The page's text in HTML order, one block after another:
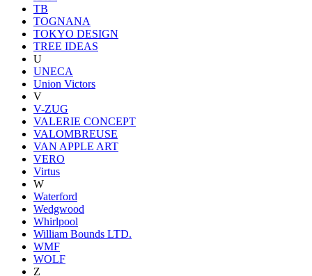
TB
TOGNANA
TOKYO DESIGN
TREE IDEAS
U
UNECA
Union Victors
V
V-ZUG
VALERIE CONCEPT
VALOMBREUSE
VAN APPLE ART
VERO
Virtus
W
Waterford
Wedgwood
Whirlpool
William Bounds LTD.
WMF
WOLF
Z